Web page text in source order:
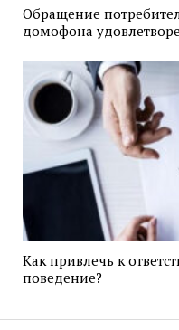
Обращение
домофона
Как привлечь к
поведение?